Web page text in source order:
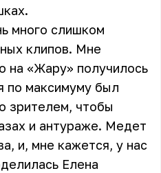
много слишком
клипов. Мне
на «Жару» получилось
по максимуму был
зрителем, чтобы
и антураже. Медет
и, мне кажется, у нас
Елена